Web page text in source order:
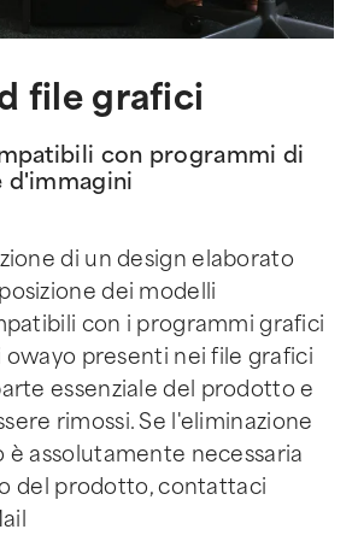
file grafici
con programmi di
d'immagini
di un design elaborato
dei modelli
con i programmi grafici
owayo presenti nei file grafici
essenziale del prodotto e
rimossi. Se l'eliminazione
è assolutamente necessaria
del prodotto, contattaci